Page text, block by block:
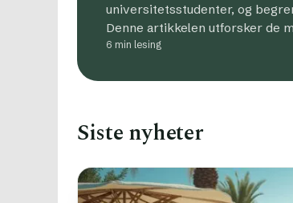
universitetsstudenter, og
Denne artikkelen utforsker de
6 min lesing
Siste nyheter